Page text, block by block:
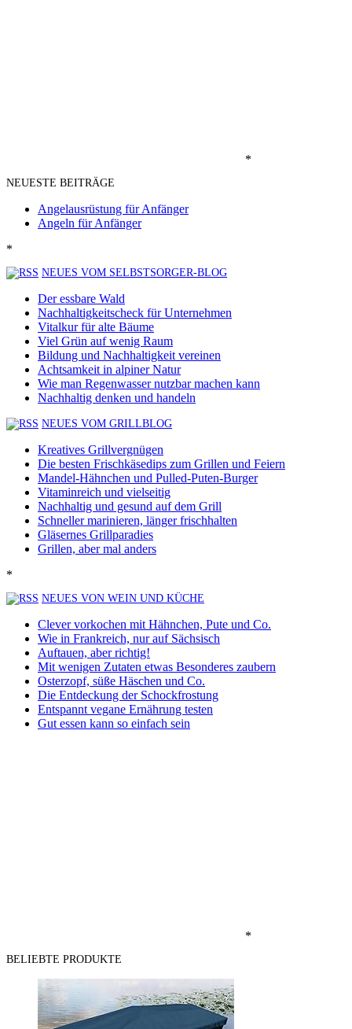
*
NEUESTE BEITRÄGE
Angelausrüstung für Anfänger
Angeln für Anfänger
*
NEUES VOM SELBSTSORGER-BLOG
Der essbare Wald
Nachhaltigkeitscheck für Unternehmen
Vitalkur für alte Bäume
Viel Grün auf wenig Raum
Bildung und Nachhaltigkeit vereinen
Achtsamkeit in alpiner Natur
Wie man Regenwasser nutzbar machen kann
Nachhaltig denken und handeln
NEUES VOM GRILLBLOG
Kreatives Grillvergnügen
Die besten Frischkäsedips zum Grillen und Feiern
Mandel-Hähnchen und Pulled-Puten-Burger
Vitaminreich und vielseitig
Nachhaltig und gesund auf dem Grill
Schneller marinieren, länger frischhalten
Gläsernes Grillparadies
Grillen, aber mal anders
*
NEUES VON WEIN UND KÜCHE
Clever vorkochen mit Hähnchen, Pute und Co.
Wie in Frankreich, nur auf Sächsisch
Auftauen, aber richtig!
Mit wenigen Zutaten etwas Besonderes zaubern
Osterzopf, süße Häschen und Co.
Die Entdeckung der Schockfrostung
Entspannt vegane Ernährung testen
Gut essen kann so einfach sein
*
BELIEBTE PRODUKTE